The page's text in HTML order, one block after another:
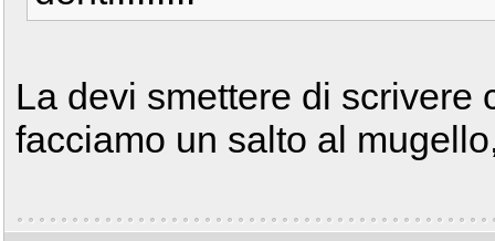
La devi smettere di scrivere
facciamo un salto al